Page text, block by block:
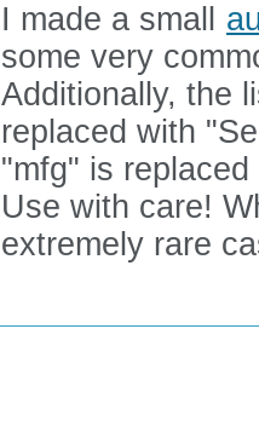
I made a small
some very
Additionally, the
replaced with
"mfg" is
Use with care!
extremely rare